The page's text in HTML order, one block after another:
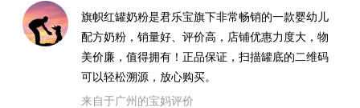
旗帜红罐奶粉是君乐宝旗下非常畅销的一款婴幼儿
配方奶粉，销量好、评价高，店铺优惠力度大，物
美价廉，值得拥有！正品保证，扫描罐底的二维码
可以轻松溯源，放心购买。
来自于广州的宝妈评价